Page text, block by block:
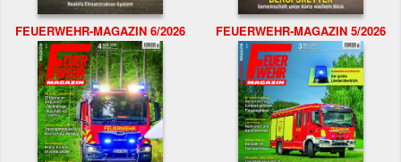
FEUERWEHR-MAGAZIN 6/2026 FEUERWEHR-MAGAZIN 5/2026